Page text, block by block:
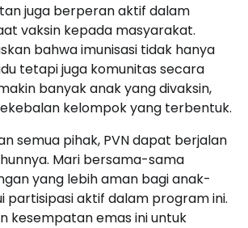
juga berperan aktif dalam
vaksin kepada masyarakat.
bahwa imunisasi tidak hanya
tetapi juga komunitas secara
banyak anak yang divaksin,
kelompok yang terbentuk.
semua pihak, PVN dapat berjalan
Mari bersama-sama
yang lebih aman bagi anak-
partisipasi aktif dalam program ini.
kesempatan emas ini untuk